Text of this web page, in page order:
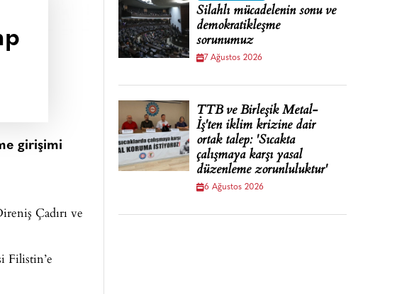
girişimi
Çadırı ve
Filistin’e
Silahlı mücadelenin sonu ve
demokratikleşme
sorunumuz
7 Ağustos 2026
TTB ve Birleşik Metal-
İş'ten iklim krizine dair
ortak talep: 'Sıcakta
çalışmaya karşı yasal
düzenleme zorunluluktur'
6 Ağustos 2026